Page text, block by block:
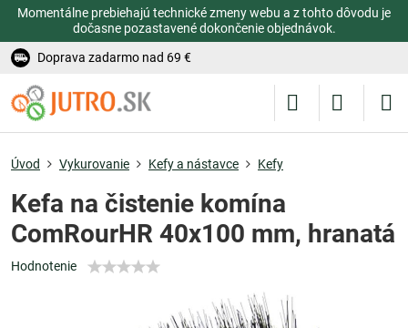
Momentálne prebiehajú technické zmeny webu a z tohto dôvodu je
dočasne pozastavené dokončenie objednávok.
Doprava zadarmo nad 69 €
Úvod Vykurovanie Kefy a nástavce Kefy
Kefa na čistenie komína
ComRourHR 40x100 mm, hranatá
Hodnotenie